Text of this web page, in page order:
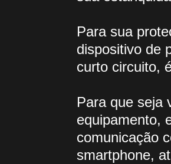
Para sua
dispositivo de
curto circuito,
Para que seja
equipamento,
comunicação
smartphone,